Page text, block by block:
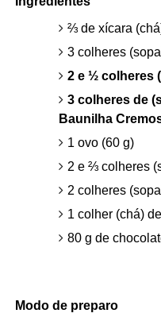
⅔ de xícara
3 colheres
2 e ½ colheres
3 colheres de
Baunilha
1 ovo (60 g)
2 e ⅔ colheres
2 colheres
1 colher (chá)
80 g de
Modo de preparo